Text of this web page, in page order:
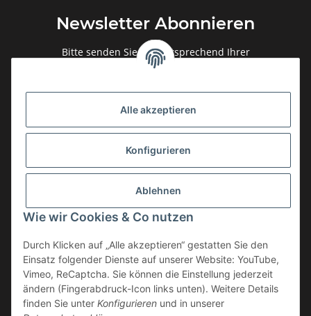
Alle akzeptieren
Konfigurieren
Ablehnen
Wie wir Cookies & Co nutzen
Durch Klicken auf „Alle akzeptieren“ gestatten Sie den
Einsatz folgender Dienste auf unserer Website: YouTube,
Vimeo, ReCaptcha. Sie können die Einstellung jederzeit
ändern (Fingerabdruck-Icon links unten). Weitere Details
finden Sie unter Konfigurieren und in unserer
Newsletter Abonnieren
Bitte senden Sie mir entsprechend Ihrer
regelmäßig und jederzeit widerruflich
Newsletter Abonnieren
Gesetzliche Informationen
Service
Vertrag widerrufen